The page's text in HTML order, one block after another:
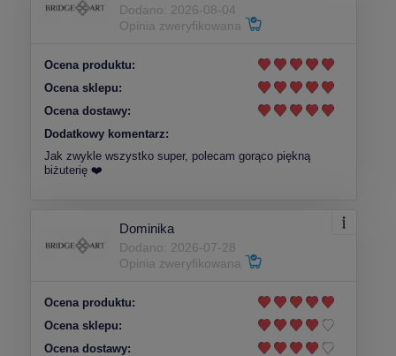
Dodano: 2026-08-04
Opinia zweryfikowana
Ocena produktu:
Ocena sklepu:
Ocena dostawy:
Dodatkowy komentarz:
Jak zwykle wszystko super, polecam gorąco piękną
biżuterię ❤️
Dominika
Dodano: 2026-07-28
Opinia zweryfikowana
Ocena produktu:
Ocena sklepu:
Ocena dostawy: